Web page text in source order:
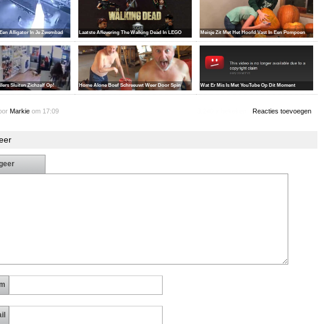
Alligator In Je Zwembad Laatste Aflevering The Walking Dead In LEGO Meisje Zit Met Het Hoofd Vast In Een Pompoen
Sluiten Zichzelf Op! Home Alone Boef Schreeuwt Weer Door Spin Wat Er Mis Is Met YouTube Op Dit Moment
Markie om 17:09 Reacties toevoegen